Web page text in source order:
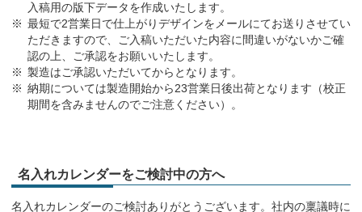
入稿用の版下データを作成いたします。
最短で2営業日で仕上がりデザインをメールにてお送りさせてい
ただきますので、ご入稿いただいた内容に間違いがないかご確
認の上、ご承認をお願いいたします。
製造はご承認いただいてからとなります。
納期については製造開始から23営業日後出荷となります（校正
期間を含みませんのでご注意ください）。
名入れカレンダーをご検討中の方へ
名入れカレンダーのご検討ありがとうございます。社内の稟議時に